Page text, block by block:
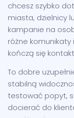
chcesz szybko
miasta, dzielnicy
kampanie na
różne
kończą się
To dobre
stabilną
testować popyt,
docierać do